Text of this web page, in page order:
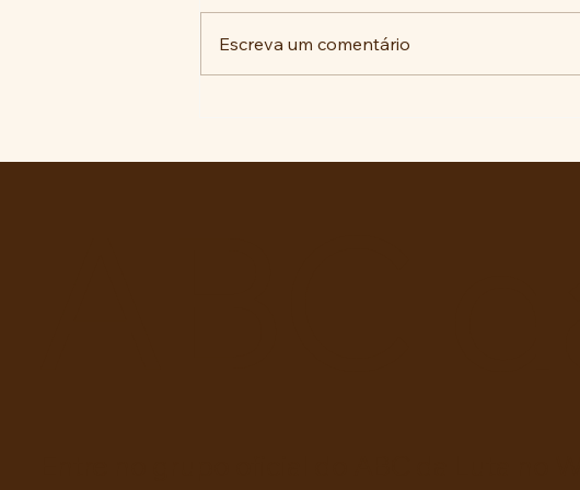
REIVINDICAR MELHORIAS
Escreva um comentário